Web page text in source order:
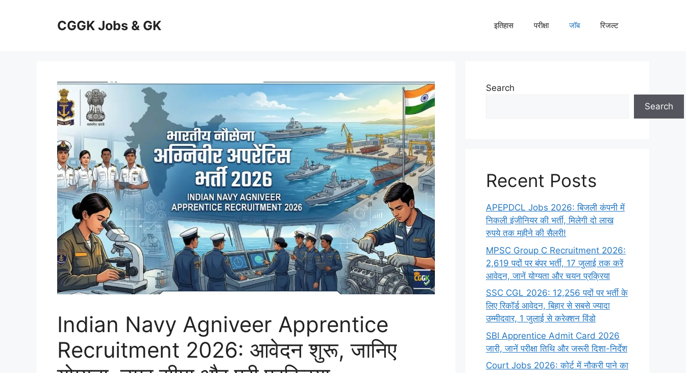
CGGK Jobs & GK इतिहास परीक्षा जॉब रिजल्ट
Indian Navy Agniveer Apprentice
Recruitment 2026: आवेदन शुरू, जानिए
Search
Search
Recent Posts
APEPDCL Jobs 2026: बिजली कंपनी में
निकली इंजीनियर की भर्ती, मिलेगी दो लाख
रुपये तक महीने की सैलरी!
MPSC Group C Recruitment 2026:
2,619 पदों पर बंपर भर्ती, 17 जुलाई तक करें
आवेदन, जानें योग्यता और चयन प्रक्रिया
SSC CGL 2026: 12,256 पदों पर भर्ती के
लिए रिकॉर्ड आवेदन, बिहार से सबसे ज्यादा
उम्मीदवार, 1 जुलाई से करेक्शन विंडो
SBI Apprentice Admit Card 2026
जारी, जानें परीक्षा तिथि और जरूरी दिशा-निर्देश
Court Jobs 2026: कोर्ट में नौकरी पाने का